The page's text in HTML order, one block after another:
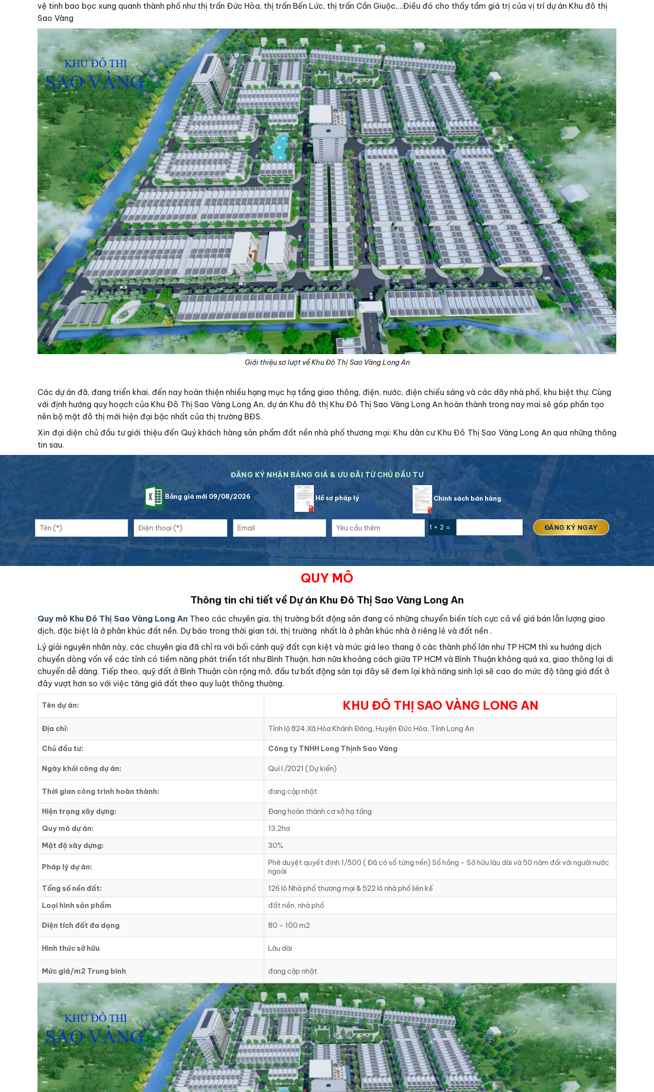
vệ tinh bao bọc xung quanh thành phố như thị trấn Đức Hòa, thị trấn Bến Lức, thị trấn Cần Giuộc,…Điều đó cho thấy tầm giá trị của vị trí dự án Khu đô thị
Sao Vàng
Giới thiệu sơ lượt về Khu Đô Thị Sao Vàng Long An
Các dự án đã, đang triển khai, đến nay hoàn thiện nhiều hạng mục hạ tầng giao thông, điện, nước, điện chiếu sáng và các dãy nhà phố, khu biệt thự. Cùng
với định hướng quy hoạch của Khu Đô Thị Sao Vàng Long An, dự án Khu đô thị Khu Đô Thị Sao Vàng Long An hoàn thành trong nay mai sẽ góp phần tạo
nên bộ mặt đô thị mới hiện đại bậc nhất của thị trường BĐS.
Xin đại diện chủ đầu tư giới thiệu đến Quý khách hàng sản phẩm đất nền nhà phố thương mại: Khu dân cư Khu Đô Thị Sao Vàng Long An qua những thông
tin sau.
ĐĂNG KÝ NHẬN BẢNG GIÁ & ƯU ĐÃI TỪ CHỦ ĐẦU TƯ
Bảng giá mới 09/08/2026 Hồ sơ pháp lý Chính sách bán hàng
1 + 2 =
QUY MÔ
Thông tin chi tiết về Dự án Khu Đô Thị Sao Vàng Long An
Quy mô Khu Đô Thị Sao Vàng Long An Theo các chuyên gia, thị trường bất động sản đang có những chuyển biến tích cực cả về giá bán lẫn lượng giao
dịch, đặc biệt là ở phân khúc đất nền. Dự báo trong thời gian tới, thị trường nhất là ở phân khúc nhà ở riêng lẻ và đất nền .
Lý giải nguyên nhân này, các chuyên gia đã chỉ ra với bối cảnh quỹ đất cạn kiệt và mức giá leo thang ở các thành phố lớn như TP HCM thì xu hướng dịch
chuyển dòng vốn về các tỉnh có tiềm năng phát triển tốt như Bình Thuận, hơn nữa khoảng cách giữa TP HCM và Bình Thuận không quá xa, giao thông lại di
chuyển dễ dàng. Tiếp theo, quỹ đất ở Bình Thuận còn rộng mở, đầu tư bất động sản tại đây sẽ đem lại khả năng sinh lợi sẽ cao do mức độ tăng giá đất ở
đây vượt hơn so với việc tăng giá đất theo quy luật thông thường.
Tên dự án: KHU ĐÔ THỊ SAO VÀNG LONG AN
Địa chỉ: Tỉnh lộ 824,Xã Hòa Khánh Đông, Huyện Đức Hòa, Tỉnh Long An
Chủ đầu tư: Công ty TNHH Long Thịnh Sao Vàng
Ngày khỏi công dự án: Quí I /2021 ( Dự kiến)
Thời gian công trình hoàn thành: đang cập nhật
Hiện trạng xây dựng:
Đang hoàn thành cơ sở hạ tầng
Quy mô dự án:
13,2ha
Mật độ xây dựng:
30%
Pháp lý dự án:
Phê duyệt quyết định 1/500 ( Đã có sổ từng nền) Sổ hồng – Sở hữu lâu dài và 50 năm đối với người nước
ngoài
Tổng số nền đất:
126 lô Nhà phố thương mại & 522 lô nhà phố liên kế
Loại hình sản phẩm
đất nền, nhà phố
Diện tích đất đa dạng 80 – 100 m2
Hình thức sở hữu Lâu dài
Mức giá/m2 Trung bình đang cập nhật